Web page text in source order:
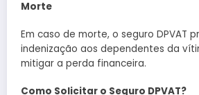
Morte
Em caso de morte, o seguro DPVAT
indenização aos dependentes da
mitigar a perda financeira.
Como Solicitar o Seguro DPVAT?